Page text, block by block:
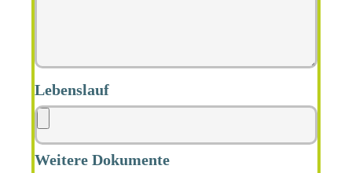
Lebenslauf
Weitere Dokumente